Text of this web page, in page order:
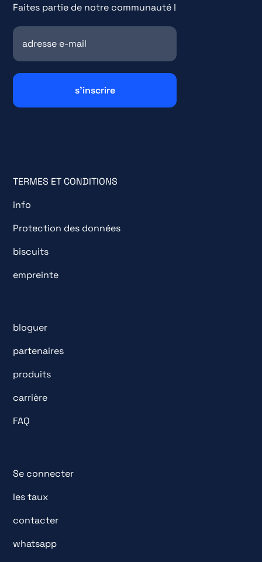
Faites partie de notre communauté !
TERMES ET CONDITIONS
info
Protection des données
biscuits
empreinte
bloguer
partenaires
produits
carrière
FAQ
Se connecter
les taux
contacter
whatsapp